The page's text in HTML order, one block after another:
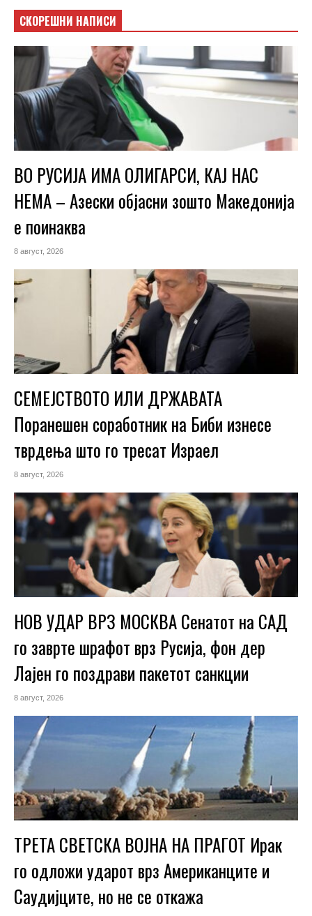
СКОРЕШНИ НАПИСИ
ВО РУСИЈА ИМА ОЛИГАРСИ, КАЈ НАС
НЕМА – Азески објасни зошто Македонија
е поинаква
8 август, 2026
СЕМЕЈСТВОТО ИЛИ ДРЖАВАТА
Поранешен соработник на Биби изнесе
тврдења што го тресат Израел
8 август, 2026
НОВ УДАР ВРЗ МОСКВА Сенатот на САД
го заврте шрафот врз Русија, фон дер
Лајен го поздрави пакетот санкции
8 август, 2026
ТРЕТА СВЕТСКА ВОЈНА НА ПРАГОТ Ирак
го одложи ударот врз Американците и
Саудијците, но не се откажа